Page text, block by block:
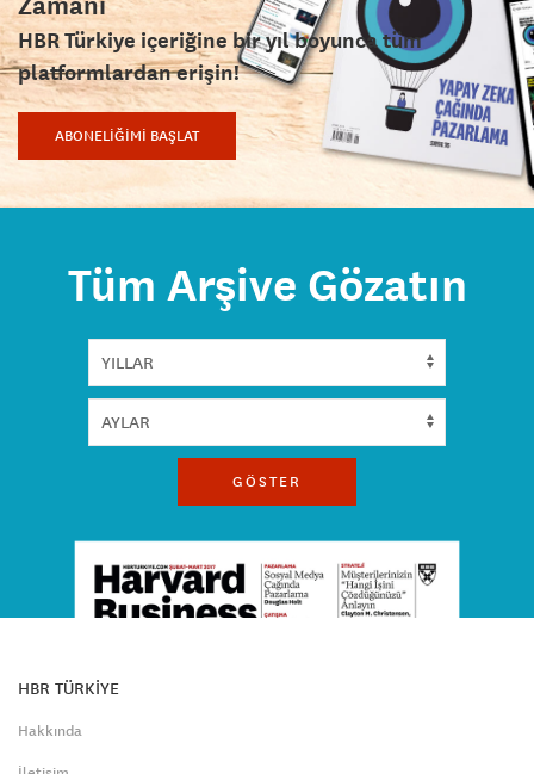
HBR Türkiye içeriğine bir yıl boyunca tüm
platformlardan erişin!
ABONELİĞİMİ BAŞLAT
Tüm Arşive Gözatın
GÖSTER
HBR TÜRKİYE
Hakkında